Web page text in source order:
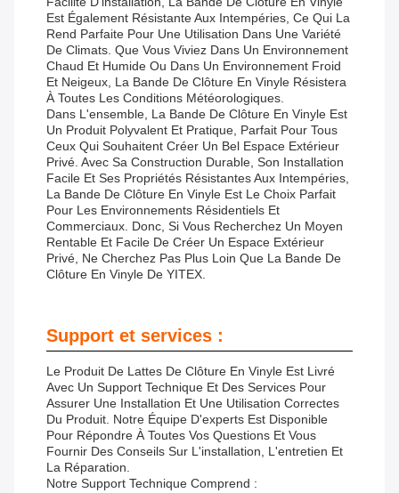
Est Également Résistante Aux Intempéries, Ce Qui La
Rend Parfaite Pour Une Utilisation Dans Une Variété
De Climats. Que Vous Viviez Dans Un Environnement
Chaud Et Humide Ou Dans Un Environnement Froid
Et Neigeux, La Bande De Clôture En Vinyle Résistera
À Toutes Les Conditions Météorologiques.
Dans L'ensemble, La Bande De Clôture En Vinyle Est
Un Produit Polyvalent Et Pratique, Parfait Pour Tous
Ceux Qui Souhaitent Créer Un Bel Espace Extérieur
Privé. Avec Sa Construction Durable, Son Installation
Facile Et Ses Propriétés Résistantes Aux Intempéries,
La Bande De Clôture En Vinyle Est Le Choix Parfait
Pour Les Environnements Résidentiels Et
Commerciaux. Donc, Si Vous Recherchez Un Moyen
Rentable Et Facile De Créer Un Espace Extérieur
Privé, Ne Cherchez Pas Plus Loin Que La Bande De
Clôture En Vinyle De YITEX.
Support et services :
Le Produit De Lattes De Clôture En Vinyle Est Livré
Avec Un Support Technique Et Des Services Pour
Assurer Une Installation Et Une Utilisation Correctes
Du Produit. Notre Équipe D'experts Est Disponible
Pour Répondre À Toutes Vos Questions Et Vous
Fournir Des Conseils Sur L'installation, L'entretien Et
La Réparation.
Notre Support Technique Comprend :